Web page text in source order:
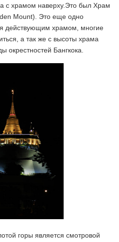
с храмом наверху.Это был Храм
Mount). Это еще одно
действующим храмом, многие
а так же с высоты храма
окрестностей Бангкока.
горы является смотровой